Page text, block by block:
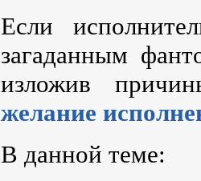
Если
загаданным
изложив
желание
В данной теме: